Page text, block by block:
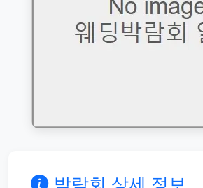
박람회 상세 정보